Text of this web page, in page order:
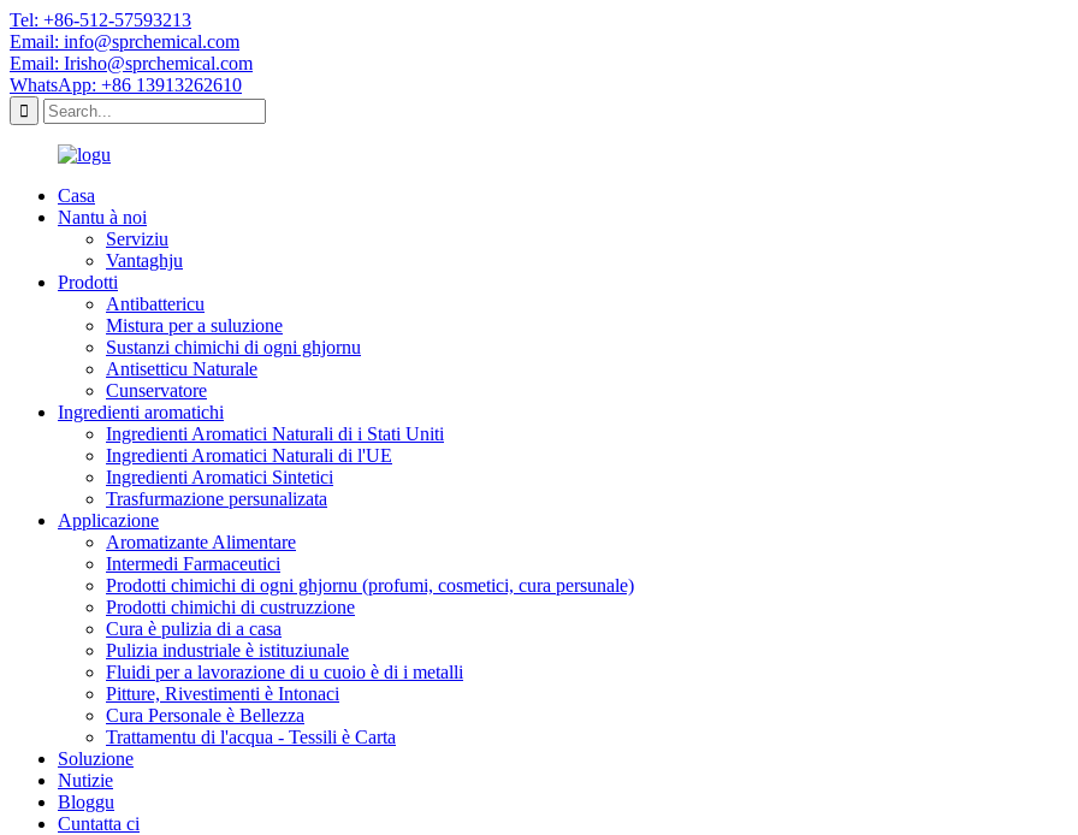
Tel: +86-512-57593213
Email: info@sprchemical.com
Email: Irisho@sprchemical.com
WhatsApp: +86 13913262610
Casa
Nantu à noi
Serviziu
Vantaghju
Prodotti
Antibattericu
Mistura per a suluzione
Sustanzi chimichi di ogni ghjornu
Antisetticu Naturale
Cunservatore
Ingredienti aromatichi
Ingredienti Aromatici Naturali di i Stati Uniti
Ingredienti Aromatici Naturali di l'UE
Ingredienti Aromatici Sintetici
Trasfurmazione persunalizata
Applicazione
Aromatizante Alimentare
Intermedi Farmaceutici
Prodotti chimichi di ogni ghjornu (profumi, cosmetici, cura persunale)
Prodotti chimichi di custruzzione
Cura è pulizia di a casa
Pulizia industriale è istituziunale
Fluidi per a lavorazione di u cuoio è di i metalli
Pitture, Rivestimenti è Intonaci
Cura Personale è Bellezza
Trattamentu di l'acqua - Tessili è Carta
Soluzione
Nutizie
Bloggu
Cuntatta ci